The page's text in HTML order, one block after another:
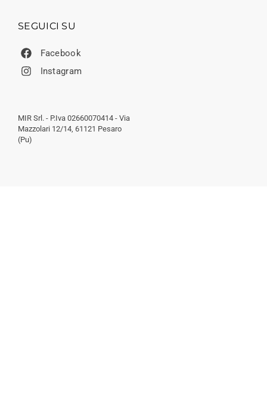
SEGUICI SU
Facebook
Instagram
MIR Srl. - P.Iva 02660070414 - Via
Mazzolari 12/14, 61121 Pesaro
(Pu)